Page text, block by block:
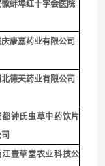
徽蚌埠红十字会医院
康嘉药业有限公司
德天药业有限公司
都钟氏虫草中药饮片
江壹草堂农业科技公